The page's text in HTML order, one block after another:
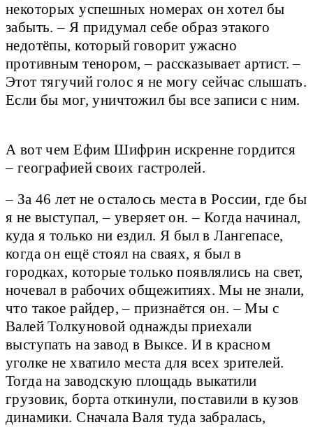
некоторых успешных номерах он хотел бы
забыть. – Я придумал себе образ этакого
недотёпы, который говорит ужасно
противным тенором, – рассказывает артист. –
Этот тягучий голос я не могу сейчас слышать.
Если бы мог, уничтожил бы все записи с ним.
А вот чем Ефим Шифрин искренне гордится
– географией своих гастролей.
– За 46 лет не осталось места в России, где бы
я не выступал, – уверяет он. – Когда начинал,
куда я только ни ездил. Я был в Лангепасе,
когда он ещё стоял на сваях, я был в
городках, которые только появлялись на свет,
ночевал в рабочих общежитиях. Мы не знали,
что такое райдер, – признаётся он. – Мы с
Валей Толкуновой однажды приехали
выступать на завод в Выксе. И в красном
уголке не хватило места для всех зрителей.
Тогда на заводскую площадь выкатили
грузовик, борта откинули, поставили в кузов
динамики. Сначала Валя туда забралась,